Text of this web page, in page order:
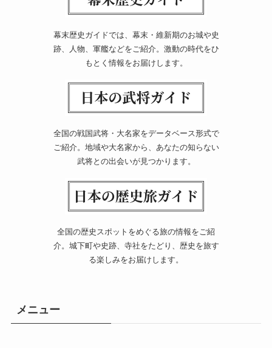
幕末歴史ガイドでは、幕末・維新期のお城や史
跡、人物、軍艦などをご紹介。激動の時代をひ
もとく情報をお届けします。
全国の戦国武将・大名家をデータベース形式で
ご紹介。地域や大名家から、あなたの知らない
武将との出会いが見つかります。
全国の歴史スポットをめぐる旅の情報をご紹
介。城下町や史跡、寺社をたどり、歴史を旅す
る楽しみをお届けします。
メニュー